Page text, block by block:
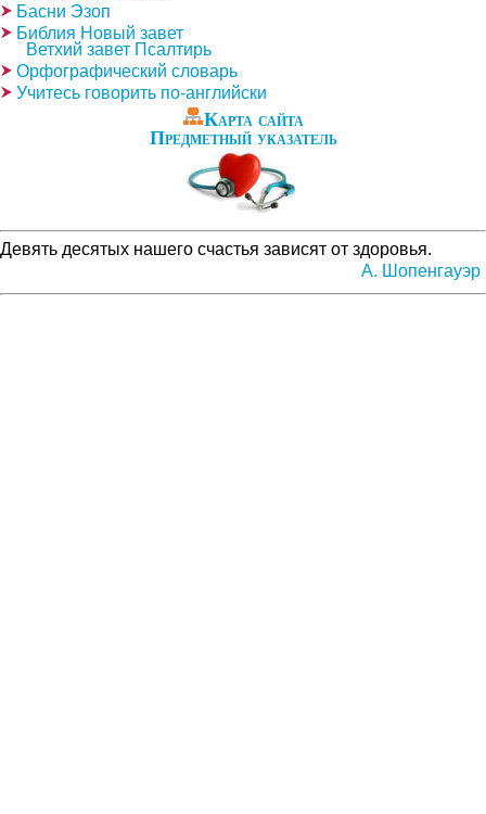
Басни Эзоп
Библия Новый завет
Ветхий завет Псалтирь
Орфографический словарь
Учитесь говорить по-английски
Карта сайта
Предметный указатель
Девять десятых нашего счастья зависят от здоровья.
А. Шопенгауэр